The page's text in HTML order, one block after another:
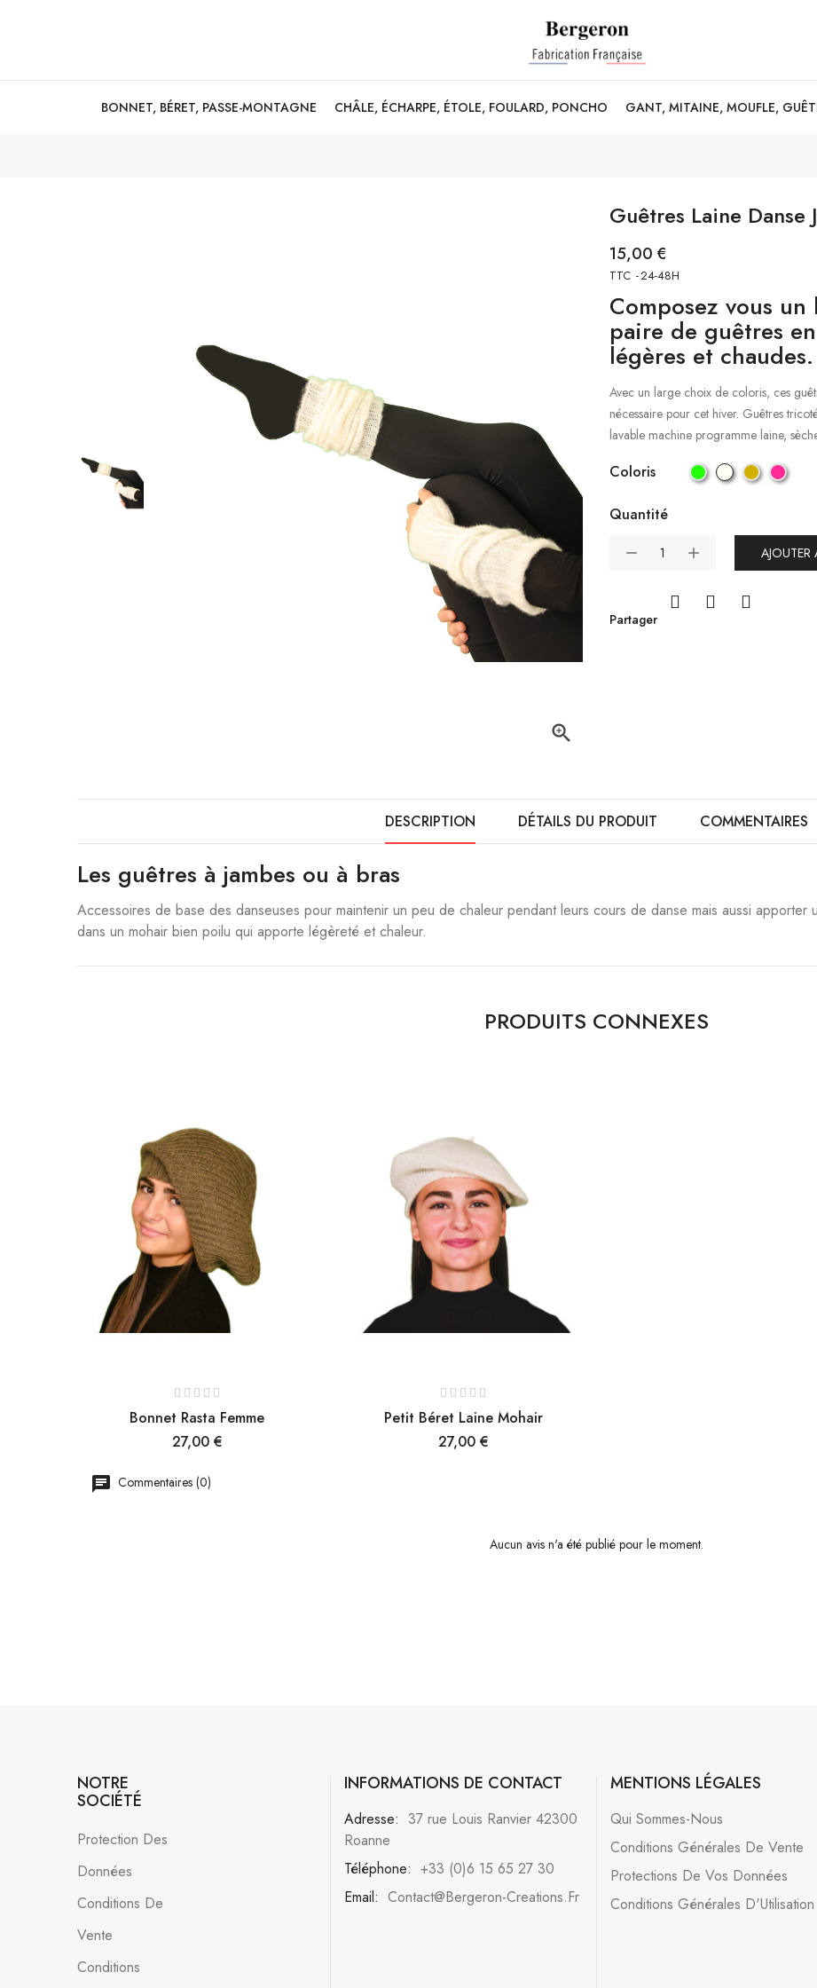
BONNET, BÉRET, PASSE-MONTAGNE CHÂLE, ÉCHARPE, ÉTOLE, FOULARD, PONCHO GANT, MITAINE, MOUFLE,

Guêtres Laine Danse
15,00 €
TTC 24-48H
Composez vous
paire de guêtres
légères et chaudes.
Avec un large choix de coloris, ces
nécessaire pour cet hiver. Guêtres
lavable machine programme laine,
Coloris
Quantité
AJOUTER
Partager
DESCRIPTION DÉTAILS DU PRODUIT COMMENTAIRES
Les guêtres à jambes ou à bras
Accessoires de base des danseuses pour maintenir un peu de chaleur pendant leurs cours de danse mais aussi apporter
dans un mohair bien poilu qui apporte légèreté et chaleur.
PRODUITS CONNEXES
Bonnet Rasta Femme
Prix
27,00 €
Petit Béret Laine Mohair
Prix
27,00 €
Commentaires (0)
Aucun avis n'a été publié pour le moment.
NOTRE
SOCIÉTÉ
Protection Des
Données
Conditions De
Vente
Conditions
INFORMATIONS DE CONTACT
Adresse: 37 rue Louis Ranvier 42300
Roanne
Téléphone: +33 (0)6 15 65 27 30
Email: Contact@bergeron-Creations.fr
MENTIONS LÉGALES
Qui Sommes-Nous
Conditions Générales De Vente
Protections De Vos Données
Conditions Générales D'Utilisation